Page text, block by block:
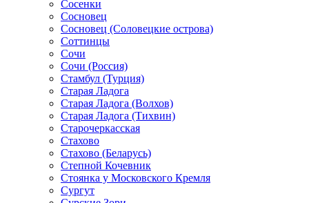
Сосенки
Сосновец
Сосновец (Соловецкие острова)
Соттинцы
Сочи
Сочи (Россия)
Стамбул (Турция)
Старая Ладога
Старая Ладога (Волхов)
Старая Ладога (Тихвин)
Старочеркасская
Стахово
Стахово (Беларусь)
Степной Кочевник
Стоянка у Московского Кремля
Сургут